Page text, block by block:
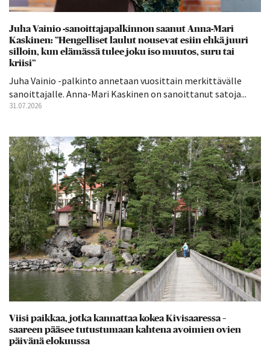
Juha Vainio -sanoittajapalkinnon saanut Anna-Mari
Kaskinen: ”Hengelliset laulut nousevat esiin ehkä juuri
silloin, kun elämässä tulee joku iso muutos, suru tai
kriisi”
Juha Vainio -palkinto annetaan vuosittain merkittävälle
sanoittajalle. Anna-Mari Kaskinen on sanoittanut satoja...
31.07.2026
Viisi paikkaa, jotka kannattaa kokea Kivisaaressa –
saareen pääsee tutustumaan kahtena avoimien ovien
päivänä elokuussa